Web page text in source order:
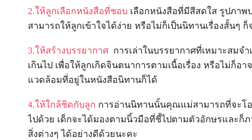
2.ให้ลูกเลือกหนังสือที่ชอบ เลือกหนังสือที่มีสีสดใส รูปภาพ
สามารถให้ลูกเข้าใจได้ง่าย หรือไม่ก็เป็นนิทานเรื่องสั้นๆ
3.ให้สร้างบรรยากาศ การเล่าในบรรยากาศที่เหมาะสมจ
เกินไป เพื่อให้ลูกเกิดจินตนาการตามเนื้อเรื่อง หรือไม่ก็อ
แวดล้อมที่อยู่ในหนังสือนิทานก็ได้
4.ให้ใกล้ชิดกับลูก การอ่านนิทานนั้นคุณแม่สามารถที่จะโ
ไปด้วย เด็กจะได้มองตามนิ้วมือที่ชี้ไปตามตัวอักษรและก็
สิ่งต่างๆ ได้อย่างดีด้วยนะคะ